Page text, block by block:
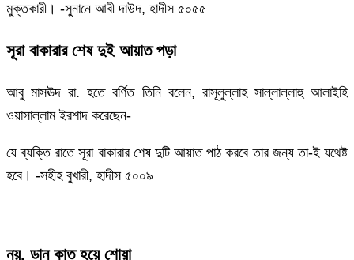
মুক্তকারী। -সুনানে আবী দাউদ, হাদীস ৫০৫৫
সূরা বাকারার শেষ দুই আয়াত পড়া
আবু মাসঊদ রা. হতে বর্ণিত তিনি বলেন, রাসূলুল্লাহ সাল্লাল্লাহু আলাইহি
ওয়াসাল্লাম ইরশাদ করেছেন-
যে ব্যক্তি রাতে সূরা বাকারার শেষ দুটি আয়াত পাঠ করবে তার জন্য তা-ই যথেষ্ট
হবে। -সহীহ বুখারী, হাদীস ৫০০৯
নয়. ডান কাত হয়ে শোয়া